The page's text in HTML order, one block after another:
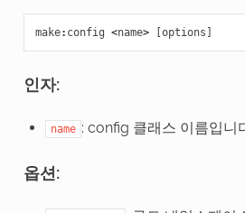
make: config <name> [options ]
인자:
name : config 클래스 이름입니
옵션: